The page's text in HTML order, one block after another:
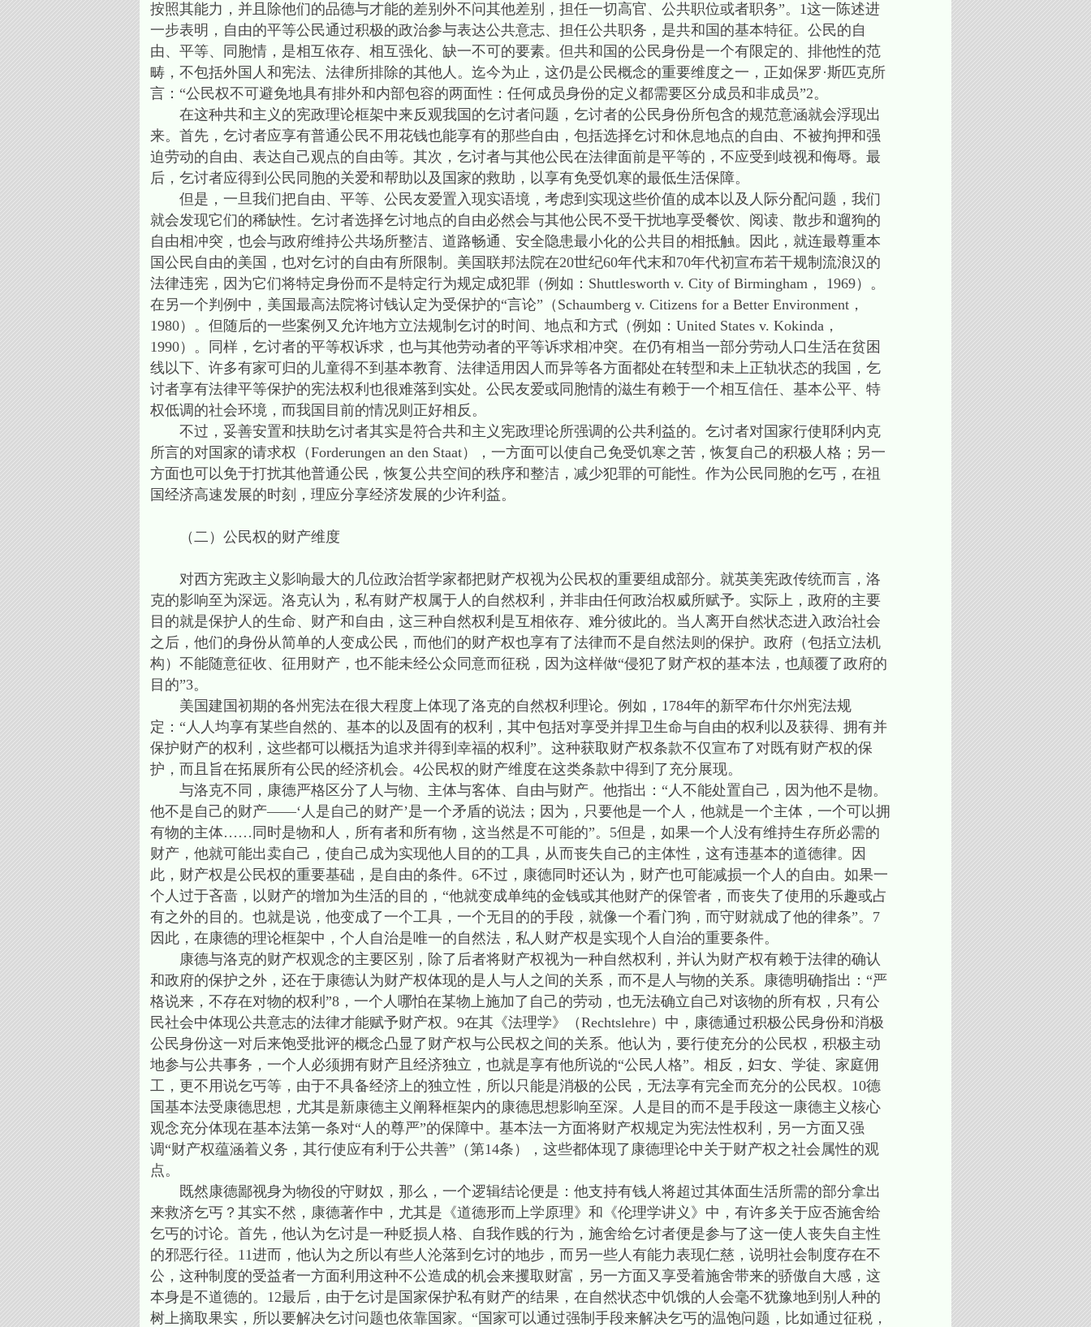
按照其能力，并且除他们的品德与才能的差别外不问其他差别，担任一切高官、公共职位或者职务”。1这一陈述进
一步表明，自由的平等公民通过积极的政治参与表达公共意志、担任公共职务，是共和国的基本特征。公民的自
由、平等、同胞情，是相互依存、相互强化、缺一不可的要素。但共和国的公民身份是一个有限定的、排他性的范
畴，不包括外国人和宪法、法律所排除的其他人。迄今为止，这仍是公民概念的重要维度之一，正如保罗·斯匹克所
言：“公民权不可避免地具有排外和内部包容的两面性：任何成员身份的定义都需要区分成员和非成员”2。
在这种共和主义的宪政理论框架中来反观我国的乞讨者问题，乞讨者的公民身份所包含的规范意涵就会浮现出
来。首先，乞讨者应享有普通公民不用花钱也能享有的那些自由，包括选择乞讨和休息地点的自由、不被拘押和强
迫劳动的自由、表达自己观点的自由等。其次，乞讨者与其他公民在法律面前是平等的，不应受到歧视和侮辱。最
后，乞讨者应得到公民同胞的关爱和帮助以及国家的救助，以享有免受饥寒的最低生活保障。
但是，一旦我们把自由、平等、公民友爱置入现实语境，考虑到实现这些价值的成本以及人际分配问题，我们
就会发现它们的稀缺性。乞讨者选择乞讨地点的自由必然会与其他公民不受干扰地享受餐饮、阅读、散步和遛狗的
自由相冲突，也会与政府维持公共场所整洁、道路畅通、安全隐患最小化的公共目的相抵触。因此，就连最尊重本
国公民自由的美国，也对乞讨的自由有所限制。美国联邦法院在20世纪60年代末和70年代初宣布若干规制流浪汉的
法律违宪，因为它们将特定身份而不是特定行为规定成犯罪（例如：Shuttlesworth v. City of Birmingham， 1969）。
在另一个判例中，美国最高法院将讨钱认定为受保护的“言论”（Schaumberg v. Citizens for a Better Environment，
1980）。但随后的一些案例又允许地方立法规制乞讨的时间、地点和方式（例如：United States v. Kokinda，
1990）。同样，乞讨者的平等权诉求，也与其他劳动者的平等诉求相冲突。在仍有相当一部分劳动人口生活在贫困
线以下、许多有家可归的儿童得不到基本教育、法律适用因人而异等各方面都处在转型和未上正轨状态的我国，乞
讨者享有法律平等保护的宪法权利也很难落到实处。公民友爱或同胞情的滋生有赖于一个相互信任、基本公平、特
权低调的社会环境，而我国目前的情况则正好相反。
不过，妥善安置和扶助乞讨者其实是符合共和主义宪政理论所强调的公共利益的。乞讨者对国家行使耶利内克
所言的对国家的请求权（Forderungen an den Staat），一方面可以使自己免受饥寒之苦，恢复自己的积极人格；另一
方面也可以免于打扰其他普通公民，恢复公共空间的秩序和整洁，减少犯罪的可能性。作为公民同胞的乞丐，在祖
国经济高速发展的时刻，理应分享经济发展的少许利益。
（二）公民权的财产维度
对西方宪政主义影响最大的几位政治哲学家都把财产权视为公民权的重要组成部分。就英美宪政传统而言，洛
克的影响至为深远。洛克认为，私有财产权属于人的自然权利，并非由任何政治权威所赋予。实际上，政府的主要
目的就是保护人的生命、财产和自由，这三种自然权利是互相依存、难分彼此的。当人离开自然状态进入政治社会
之后，他们的身份从简单的人变成公民，而他们的财产权也享有了法律而不是自然法则的保护。政府（包括立法机
构）不能随意征收、征用财产，也不能未经公众同意而征税，因为这样做“侵犯了财产权的基本法，也颠覆了政府的
目的”3。
美国建国初期的各州宪法在很大程度上体现了洛克的自然权利理论。例如，1784年的新罕布什尔州宪法规
定：“人人均享有某些自然的、基本的以及固有的权利，其中包括对享受并捍卫生命与自由的权利以及获得、拥有并
保护财产的权利，这些都可以概括为追求并得到幸福的权利”。这种获取财产权条款不仅宣布了对既有财产权的保
护，而且旨在拓展所有公民的经济机会。4公民权的财产维度在这类条款中得到了充分展现。
与洛克不同，康德严格区分了人与物、主体与客体、自由与财产。他指出：“人不能处置自己，因为他不是物。
他不是自己的财产——‘人是自己的财产’是一个矛盾的说法；因为，只要他是一个人，他就是一个主体，一个可以拥
有物的主体……同时是物和人，所有者和所有物，这当然是不可能的”。5但是，如果一个人没有维持生存所必需的
财产，他就可能出卖自己，使自己成为实现他人目的的工具，从而丧失自己的主体性，这有违基本的道德律。因
此，财产权是公民权的重要基础，是自由的条件。6不过，康德同时还认为，财产也可能减损一个人的自由。如果一
个人过于吝啬，以财产的增加为生活的目的，“他就变成单纯的金钱或其他财产的保管者，而丧失了使用的乐趣或占
有之外的目的。也就是说，他变成了一个工具，一个无目的的手段，就像一个看门狗，而守财就成了他的律条”。7
因此，在康德的理论框架中，个人自治是唯一的自然法，私人财产权是实现个人自治的重要条件。
康德与洛克的财产权观念的主要区别，除了后者将财产权视为一种自然权利，并认为财产权有赖于法律的确认
和政府的保护之外，还在于康德认为财产权体现的是人与人之间的关系，而不是人与物的关系。康德明确指出：“严
格说来，不存在对物的权利”8，一个人哪怕在某物上施加了自己的劳动，也无法确立自己对该物的所有权，只有公
民社会中体现公共意志的法律才能赋予财产权。9在其《法理学》（Rechtslehre）中，康德通过积极公民身份和消极
公民身份这一对后来饱受批评的概念凸显了财产权与公民权之间的关系。他认为，要行使充分的公民权，积极主动
地参与公共事务，一个人必须拥有财产且经济独立，也就是享有他所说的“公民人格”。相反，妇女、学徒、家庭佣
工，更不用说乞丐等，由于不具备经济上的独立性，所以只能是消极的公民，无法享有完全而充分的公民权。10德
国基本法受康德思想，尤其是新康德主义阐释框架内的康德思想影响至深。人是目的而不是手段这一康德主义核心
观念充分体现在基本法第一条对“人的尊严”的保障中。基本法一方面将财产权规定为宪法性权利，另一方面又强
调“财产权蕴涵着义务，其行使应有利于公共善”（第14条），这些都体现了康德理论中关于财产权之社会属性的观
点。
既然康德鄙视身为物役的守财奴，那么，一个逻辑结论便是：他支持有钱人将超过其体面生活所需的部分拿出
来救济乞丐？其实不然，康德著作中，尤其是《道德形而上学原理》和《伦理学讲义》中，有许多关于应否施舍给
乞丐的讨论。首先，他认为乞讨是一种贬损人格、自我作贱的行为，施舍给乞讨者便是参与了这一使人丧失自主性
的邪恶行径。11进而，他认为之所以有些人沦落到乞讨的地步，而另一些人有能力表现仁慈，说明社会制度存在不
公，这种制度的受益者一方面利用这种不公造成的机会来攫取财富，另一方面又享受着施舍带来的骄傲自大感，这
本身是不道德的。12最后，由于乞讨是国家保护私有财产的结果，在自然状态中饥饿的人会毫不犹豫地到别人种的
树上摘取果实，所以要解决乞讨问题也依靠国家。“国家可以通过强制手段来解决乞丐的温饱问题，比如通过征税，